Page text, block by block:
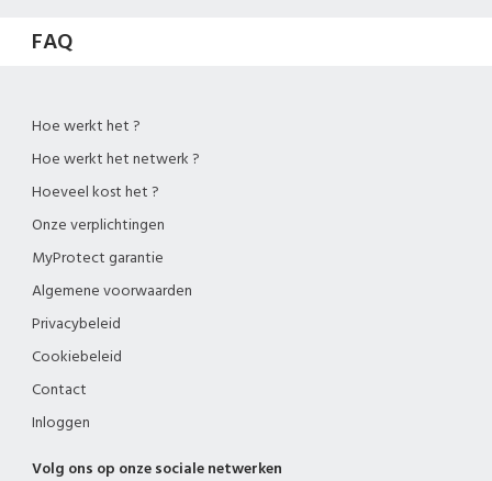
FAQ
Hoe werkt het ?
Hoe werkt het netwerk ?
Hoeveel kost het ?
Onze verplichtingen
MyProtect garantie
Algemene voorwaarden
Privacybeleid
Cookiebeleid
Contact
Inloggen
Volg ons op onze sociale netwerken